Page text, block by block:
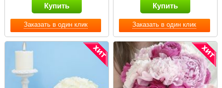
Заказать в один клик
Купить
Заказать в один клик
Купить